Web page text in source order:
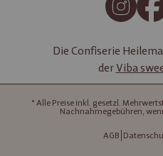
Die Confiserie
derViba
* Alle Preise inkl. gesetzl.
Nachnahmegebühren,
AGB